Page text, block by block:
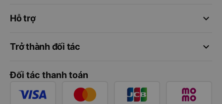
keyboard_arrow_down
Hỗ trợ
keyboard_arrow_down
Trở thành đối tác
Đối tác thanh toán